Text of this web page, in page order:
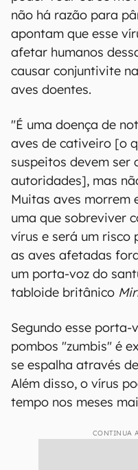
não há razão para
apontam que esse
afetar humanos
causar conjuntivite
aves doentes.
"É uma doença de
aves de cativeiro [o
suspeitos devem ser
autoridades], mas
Muitas aves morrem
uma que sobreviver
vírus e será um risco
as aves afetadas
um porta-voz do
tabloide britânico
Segundo esse porta-
pombos "zumbis" é
se espalha através
Além disso, o vírus
tempo nos meses
CONTINUA